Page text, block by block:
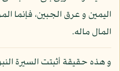
اليمين و عرق الجبين، فإنما
المال ماله.
و هذه حقيقة أثبتت السيرة